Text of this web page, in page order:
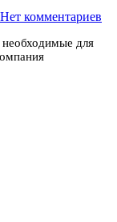
Нет комментариев
для